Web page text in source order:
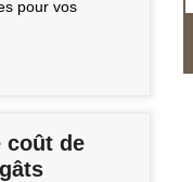
pour vos
coût de